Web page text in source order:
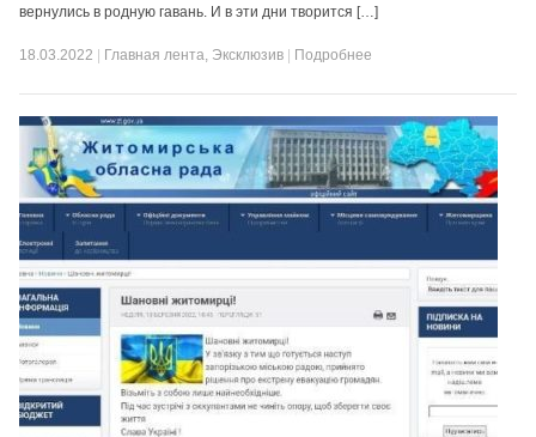
вернулись в родную гавань. И в эти дни творится […]
18.03.2022 Главная лента, Эксклюзив Подробнее